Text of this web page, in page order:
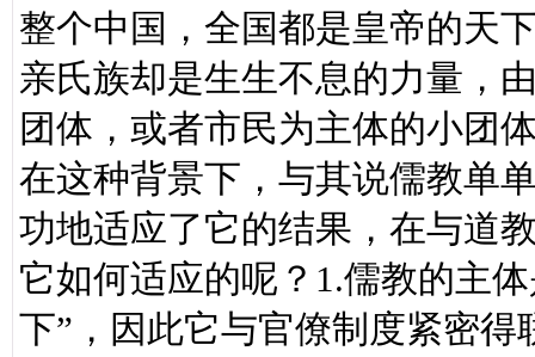
整个中国，全国都是皇帝的天
亲氏族却是生生不息的力量，
团体，或者市民为主体的小团
在这种背景下，与其说儒教单
功地适应了它的结果，在与道
它如何适应的呢？1.儒教的主
下”，因此它与官僚制度紧密